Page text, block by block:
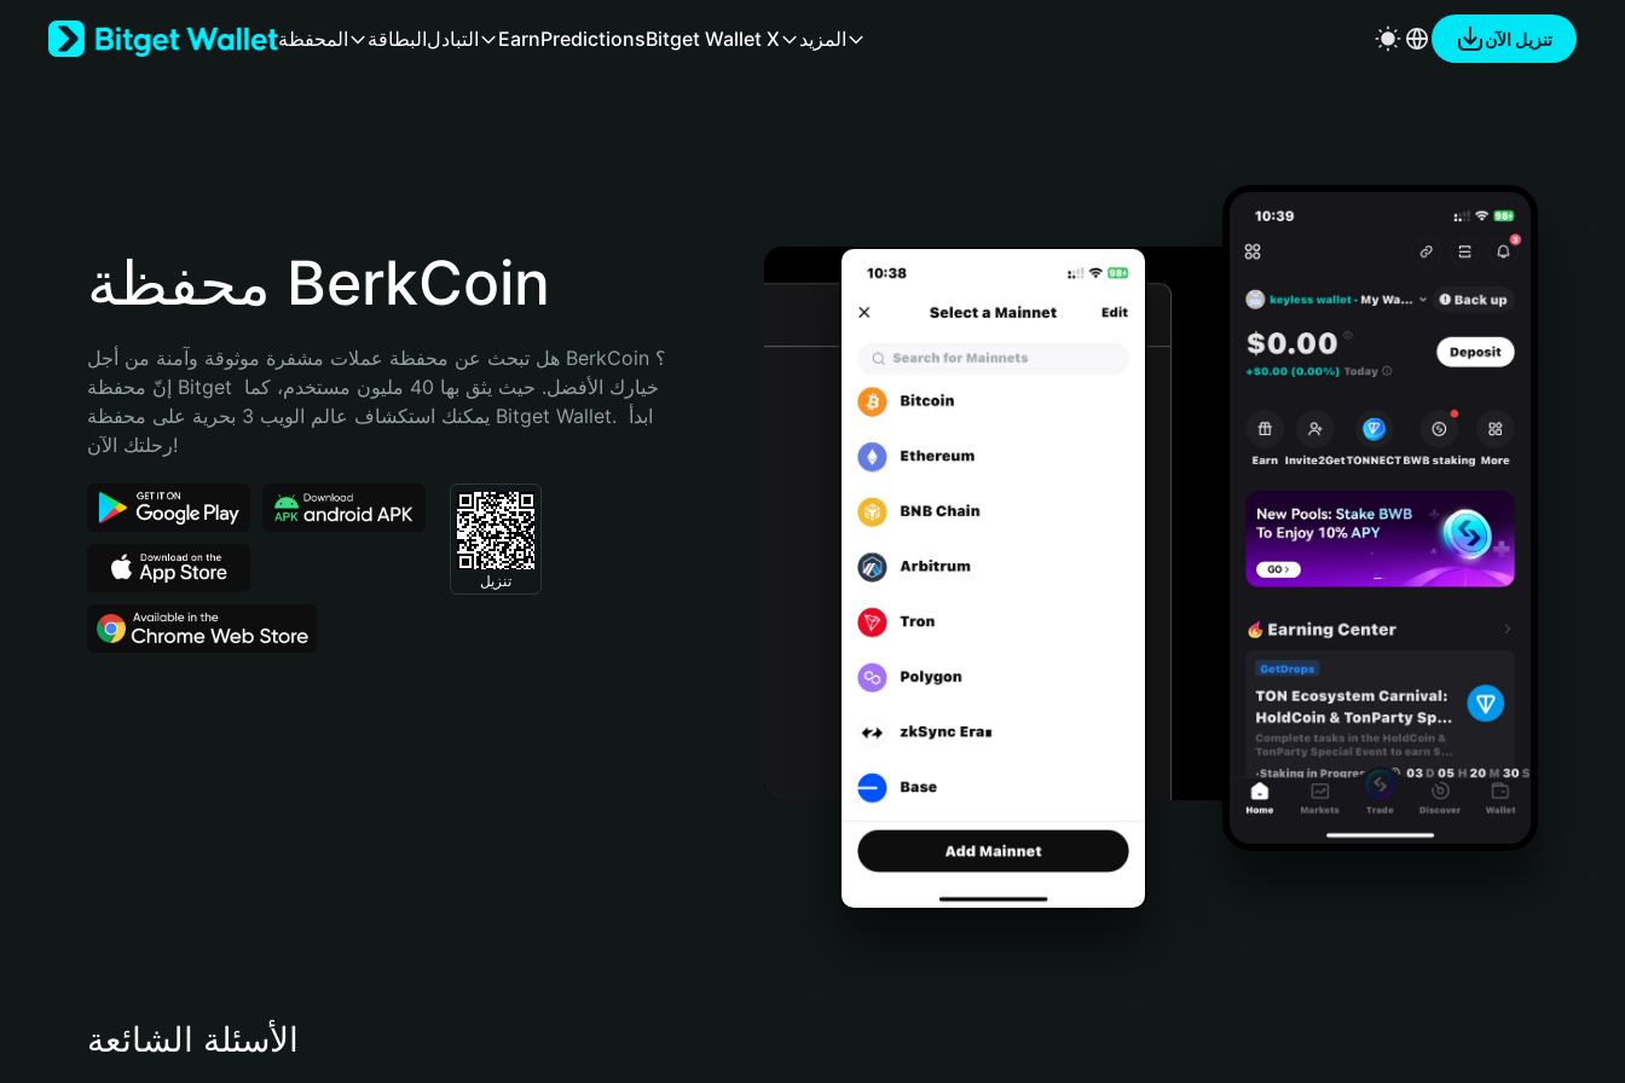
Bahasa Indonesia
Português (Brasil)
المحفظة البطاقةالتبادل EarnPredictionsBitget Wallet X المزيد تنزيل الآن
محفظة BerkCoin
هل تبحث عن محفظة عملات مشفرة موثوقة وآمنة من أجل BerkCoin؟
إنّ محفظة Bitget خيارك الأفضل. حيث يثق بها 40 مليون مستخدم، كما
يمكنك استكشاف عالم الويب 3 بحرية على محفظة Bitget Wallet. ابدأ
رحلتك الآن!
تنزيل
الأسئلة الشائعة